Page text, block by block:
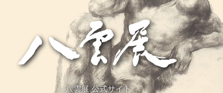
八雲展 公式サイト